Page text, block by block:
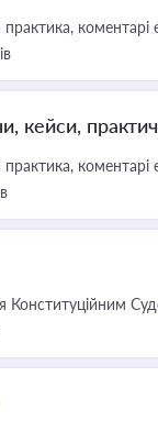
кейси,